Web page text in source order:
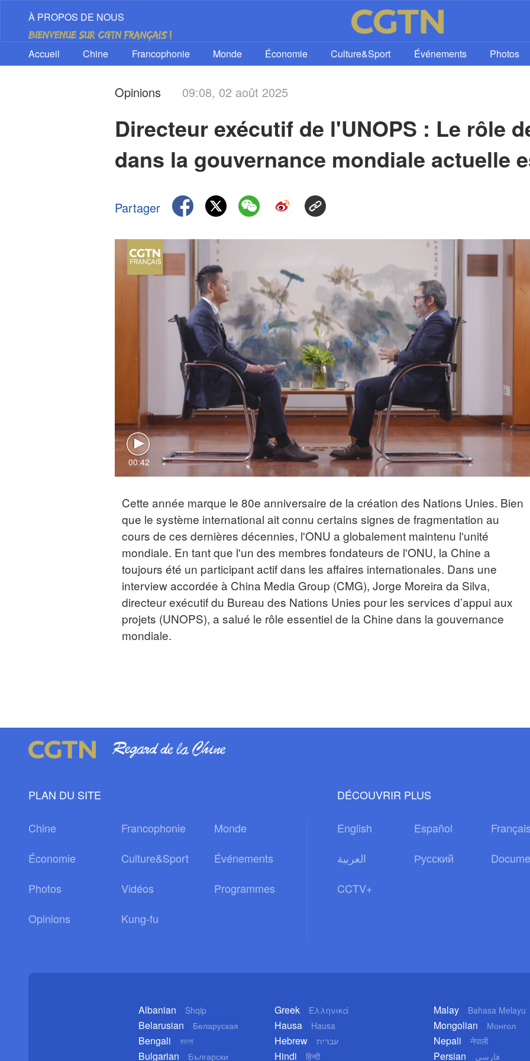
À PROPOS DE NOUS
Accueil Chine Francophonie Monde Économie Culture&Sport Événements Photos
Opinions 09:08, 02 août 2025
Directeur exécutif de l'UNOPS : Le rôle
dans la gouvernance mondiale actuelle
Partager
00:42
Cette année marque le 80e anniversaire de la création des Nations Unies. Bien
que le système international ait connu certains signes de fragmentation au
cours de ces dernières décennies, l'ONU a globalement maintenu l'unité
mondiale. En tant que l'un des membres fondateurs de l'ONU, la Chine a
toujours été un participant actif dans les affaires internationales. Dans une
interview accordée à China Media Group (CMG), Jorge Moreira da Silva,
directeur exécutif du Bureau des Nations Unies pour les services d’appui aux
projets (UNOPS), a salué le rôle essentiel de la Chine dans la gouvernance
mondiale.
PLAN DU SITE
Chine Francophonie
Monde
Économie
Culture&Sport
Événements
Photos
Vidéos
Programmes
Opinions
Kung-fu
DÉCOUVRIR PLUS
English Español
Français
العربية
Русский
CCTV+
Albanian Shqip
Belarusian Беларуская
Bengali বাংলা
Bulgarian Български
Greek Ελληνικά
Hausa Hausa
Hebrew עברית
Hindi हिन्दी
Malay Bahasa Melayu
Mongolian Монгол
Nepali नेपाली
Persian فارسی